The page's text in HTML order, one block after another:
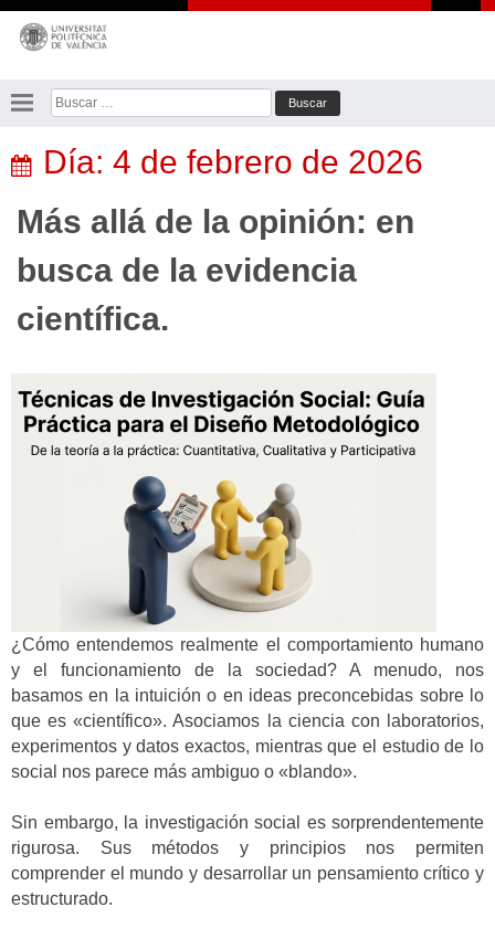
Saltar
contenido
Buscar:
Día: 4 de febrero de 2026
Más allá de la opinión: en
busca de la evidencia
científica.
¿Cómo entendemos realmente el comportamiento humano
y el funcionamiento de la sociedad? A menudo, nos
basamos en la intuición o en ideas preconcebidas sobre lo
que es «científico». Asociamos la ciencia con laboratorios,
experimentos y datos exactos, mientras que el estudio de lo
social nos parece más ambiguo o «blando».
Sin embargo, la investigación social es sorprendentemente
rigurosa. Sus métodos y principios nos permiten
comprender el mundo y desarrollar un pensamiento crítico y
estructurado.